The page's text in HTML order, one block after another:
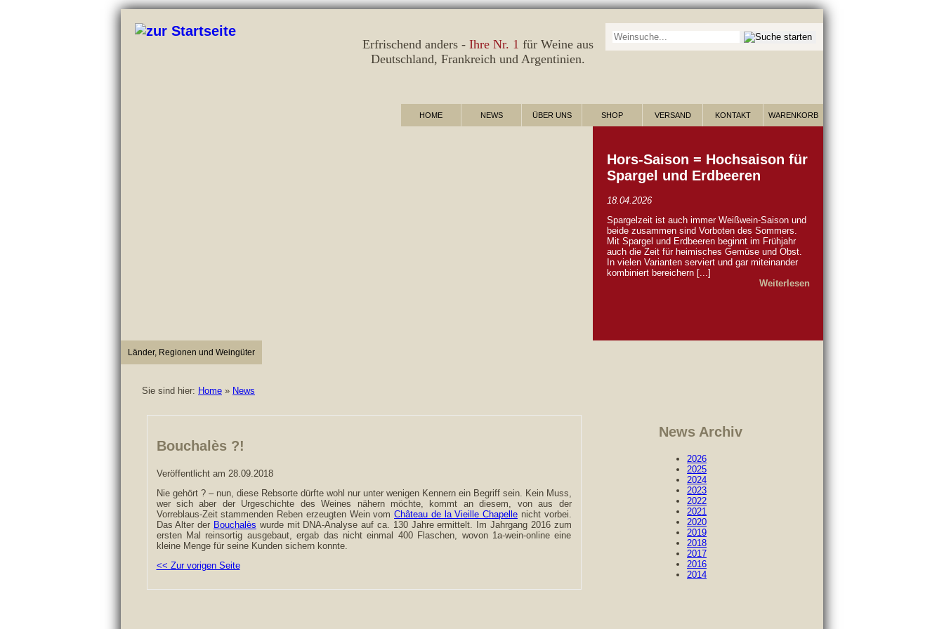
Erfrischend anders - Ihre Nr. 1 für Weine aus
Deutschland, Frankreich und Argentinien.
Suche nach Wein:
HOME NEWS ÜBER UNS SHOP VERSAND KONTAKT WARENKORB
Hors-Saison = Hochsaison für
Spargel und Erdbeeren
18.04.2026
Spargelzeit ist auch immer Weißwein-Saison und
beide zusammen sind Vorboten des Sommers.
Mit Spargel und Erdbeeren beginnt im Frühjahr
auch die Zeit für heimisches Gemüse und Obst.
In vielen Varianten serviert und gar miteinander
kombiniert bereichern [...]
Weiterlesen
Länder, Regionen und Weingüter
Sie sind hier: Home » News
Bouchalès ?!
Veröffentlicht am 28.09.2018
Nie gehört ? – nun, diese Rebsorte dürfte wohl nur unter wenigen Kennern ein Begriff sein. Kein Muss,
wer sich aber der Urgeschichte des Weines nähern möchte, kommt an diesem, von aus der
Vorreblaus-Zeit stammenden Reben erzeugten Wein vom Château de la Vieille Chapelle nicht vorbei.
Das Alter der Bouchalès wurde mit DNA-Analyse auf ca. 130 Jahre ermittelt. Im Jahrgang 2016 zum
ersten Mal reinsortig ausgebaut, ergab das nicht einmal 400 Flaschen, wovon 1a-wein-online eine
kleine Menge für seine Kunden sichern konnte.
<< Zur vorigen Seite
News Archiv
2026
2025
2024
2023
2022
2021
2020
2019
2018
2017
2016
2014